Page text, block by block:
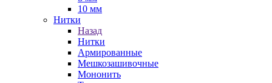
10 мм
Нитки
Назад
Нитки
Армированные
Мешкозашивочные
Мононить